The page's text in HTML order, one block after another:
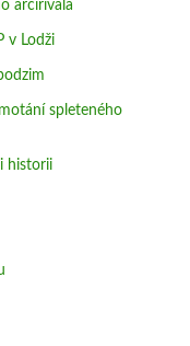
arcirivala
v Lodži
spleteného
historii